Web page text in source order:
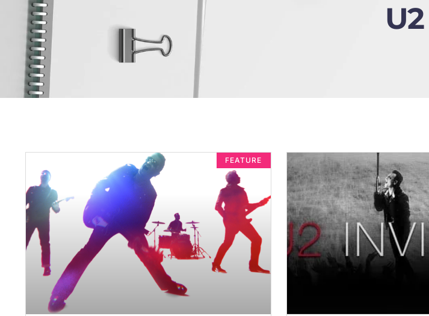
U2
FEATURE